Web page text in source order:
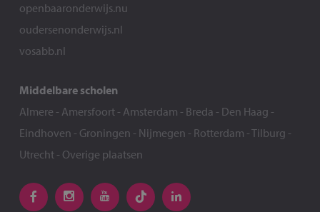
openbaaronderwijs.nu
oudersenonderwijs.nl
vosabb.nl
Middelbare scholen
Almere - Amersfoort- Amsterdam - Breda - Den Haag -
Eindhoven - Groningen - Nijmegen - Rotterdam -Tilburg -
Utrecht- Overige plaatsen